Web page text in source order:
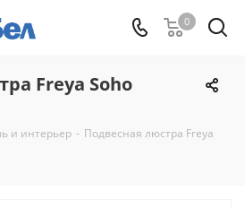
0
Freya Soho
и интерьер - Подвесная люстра Freya